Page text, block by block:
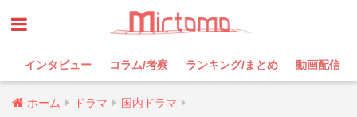
インタビュー コラム/考察 ランキング/まとめ 動画配信
ホーム ドラマ 国内ドラマ